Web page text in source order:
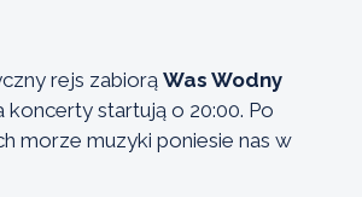
rejs zabiorą Was Wodny
koncerty startują o 20:00. Po
morze muzyki poniesie nas w